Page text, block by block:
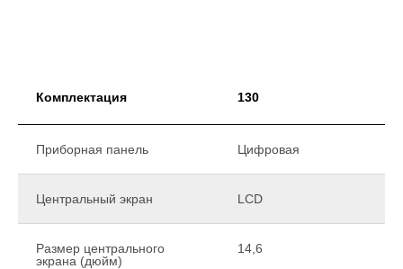
Комплектация 130
Приборная панель Цифровая
Центральный экран LCD
Размер центрального
экрана (дюйм)
14,6